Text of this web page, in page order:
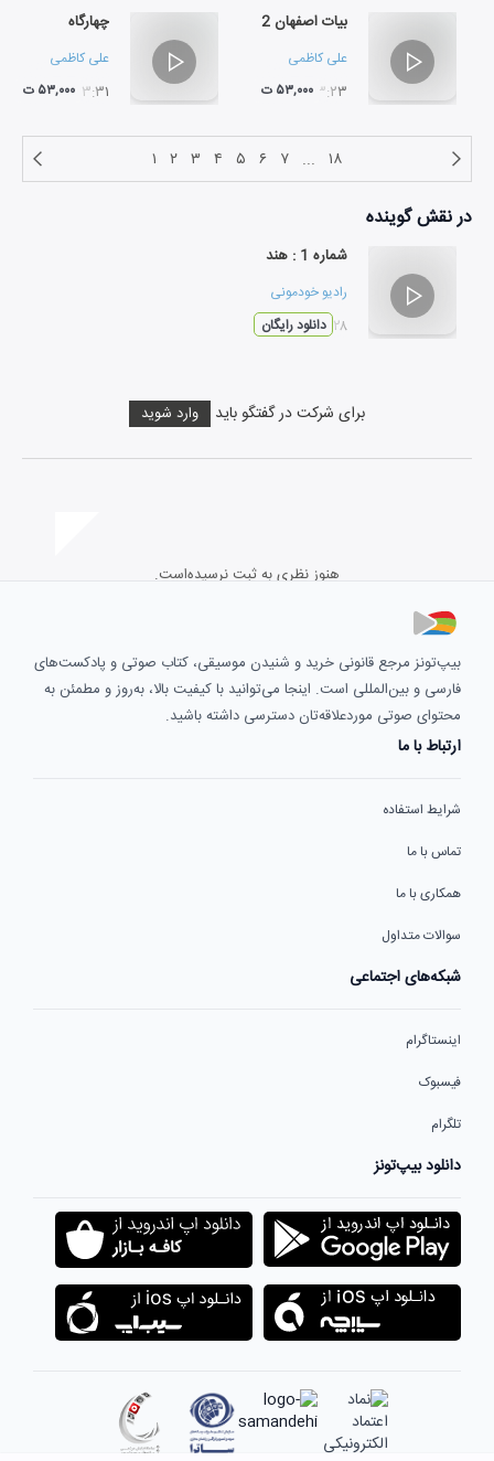
بیات اصفهان 2
علی کاظمی
۱۳:۲۳۵۳,۰۰۰ ت
چهارگاه
علی کاظمی
۱۳:۳۱ ۵۳,۰۰۰ ت
۱ ۲ ۳ ۴ ۵ ۶ ۷ ... ۱۸
در نقشگوینده
شماره 1 : هند
رادیو خودمونی
۱۸:۲۸دانلود رایگان
برای شرکت در گفتگو باید وارد شوید
هنوز نظری به ثبت نرسیده‌است.
بیپ‌تونز مرجع قانونی خرید و شنیدن موسیقی، کتاب صوتی و پادکست‌های
فارسی و بین‌المللی است. اینجا می‌توانید با کیفیت بالا، به‌روز و مطمئن به
محتوای صوتی موردعلاقه‌تان دسترسی داشته باشید.
ارتباط با ما
شرایط استفاده
تماس با ما
همکاری با ما
سوالات متداول
شبکه‌های اجتماعی
اینستاگرام
فیسبوک
تلگرام
دانلود بیپ‌تونز